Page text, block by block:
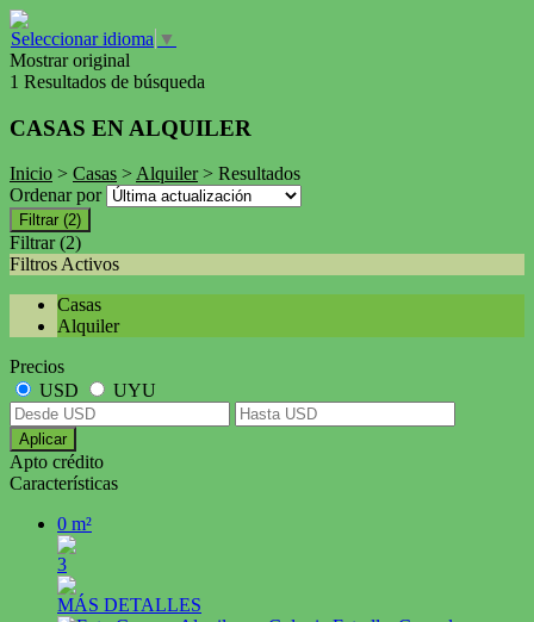
Seleccionar idioma ▼
Mostrar original
1 Resultados de búsqueda
CASAS EN ALQUILER
Inicio > Casas >Alquiler> Resultados
Ordenar por
Filtrar (2)
Filtrar (2)
Filtros Activos
Casas
Alquiler
Precios
USD
UYU
Aplicar
Apto crédito
Características
0 m²
3
MÁS DETALLES